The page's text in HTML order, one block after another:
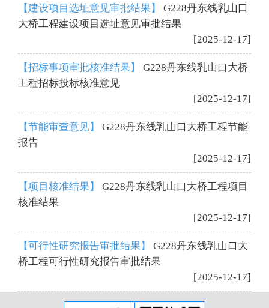
【建设项目选址意见审批结果】 G228丹东线乳山口
大桥工程建设项目选址意见审批结果
[2025-12-17]
【招标事项审批核准结果】 G228丹东线乳山口大桥
工程招标投标核准意见
[2025-12-17]
【节能审查意见】 G228丹东线乳山口大桥工程节能
报告
[2025-12-17]
【项目核准结果】 G228丹东线乳山口大桥工程项目
核准结果
[2025-12-17]
【可行性研究报告审批结果】 G228丹东线乳山口大
桥工程可行性研究报告审批结果
[2025-12-17]